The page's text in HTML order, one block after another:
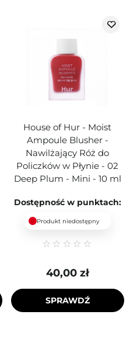
House of Hur - Moist
Ampoule Blusher -
Nawilżający Róż do
Policzków w Płynie - 02
Deep Plum - Mini - 10 ml
Dostępność w punktach:
Produkt niedostępny
40,00 zł
SPRAWDŹ